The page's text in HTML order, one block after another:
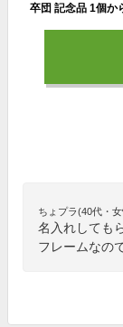
ちょプラ(40代・
名入れしても
フレームなの